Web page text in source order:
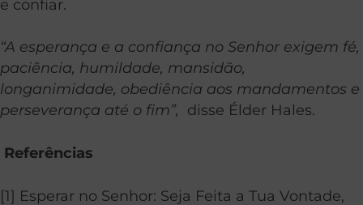
e confiar.
“A esperança e a confiança no Senhor exigem fé,
paciência, humildade, mansidão,
longanimidade, obediência aos mandamentos e
perseverança até o fim”, disse Élder Hales.
Referências
[1] Esperar no Senhor: Seja Feita a Tua Vontade,